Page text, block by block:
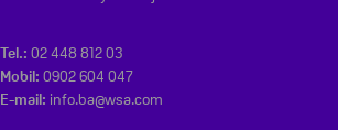
Tel.: 02 448 812 03
Mobil: 0902 604 047
E-mail: info.ba@wsa.com